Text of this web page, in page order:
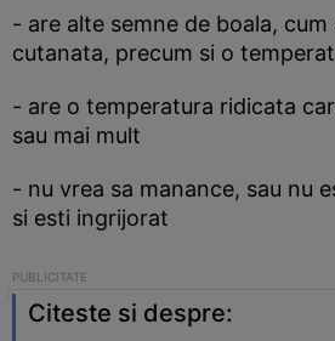
- are alte semne de boala,
cutanata, precum si o
- are o temperatura ridicata
sau mai mult
- nu vrea sa manance, sau nu
si esti ingrijorat
Citeste si despre: